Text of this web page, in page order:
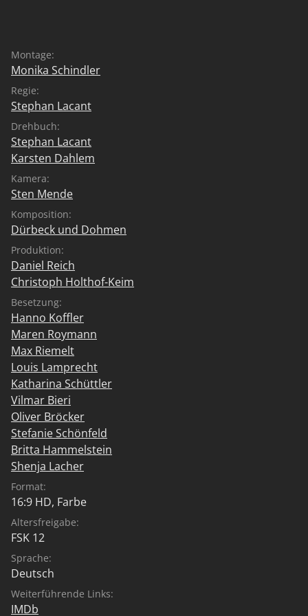
Montage:
Monika Schindler
Regie:
Stephan Lacant
Drehbuch:
Stephan Lacant
Karsten Dahlem
Kamera:
Sten Mende
Komposition:
Dürbeck und Dohmen
Produktion:
Daniel Reich
Christoph Holthof-Keim
Besetzung:
Hanno Koffler
Maren Roymann
Max Riemelt
Louis Lamprecht
Katharina Schüttler
Vilmar Bieri
Oliver Bröcker
Stefanie Schönfeld
Britta Hammelstein
Shenja Lacher
Format:
16:9 HD, Farbe
Altersfreigabe:
FSK 12
Sprache:
Deutsch
Weiterführende Links:
IMDb